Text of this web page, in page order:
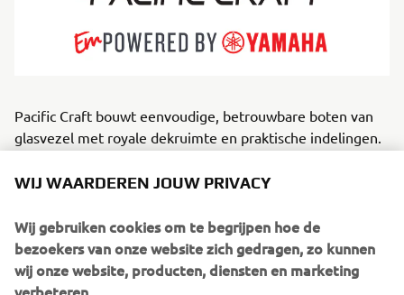
Pacific Craft bouwt eenvoudige, betrouwbare boten van
glasvezel met royale dekruimte en praktische indelingen.
prioriteit aan stabiliteit, veiligheid en eenvoud. Voor
een veelzijdige lijn die varieert van open
console‑ontwerpen tot ruime kajuitboten. Ze blinken uit in
plezier zonder poespas op kustwateren en binnenzeeën.
Door de combinatie van gestroomlijnde
WIJ WAARDEREN JOUW PRIVACY
Wij gebruiken cookies om te begrijpen hoe de
bezoekers van onze website zich gedragen, zo kunnen
wij onze website, producten, diensten en marketing